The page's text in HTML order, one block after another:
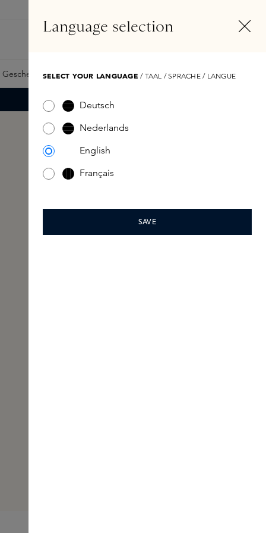
Samples Skins Exclusives Skins Boxen
Language selection
SELECT YOUR LANGUAGE / TAAL / SPRACHE / LANGUE
Deutsch
Nederlands
English
Français
SAVE